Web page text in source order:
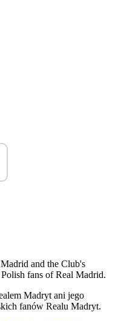
and the Club's
fans of Real Madrid.
Madryt ani jego
fanów Realu Madryt.